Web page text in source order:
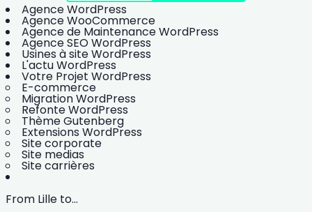
Agence WordPress
Agence WooCommerce
Agence de Maintenance WordPress
Agence SEO WordPress
Usines à site WordPress
L'actu WordPress
Votre Projet WordPress
E-commerce
Migration WordPress
Refonte WordPress
Thème Gutenberg
Extensions WordPress
Site corporate
Site medias
Site carrières
From Lille to...